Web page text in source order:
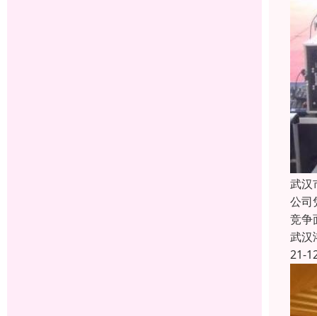
武汉
公司
竞争
武汉
21-